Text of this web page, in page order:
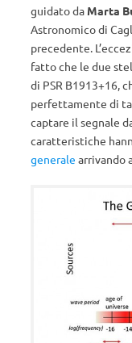
guidato da Marta
Astronomico di
precedente.
fatto che le due
di PSR B1913+16,
perfettamente di
captare il segnale
caratteristiche
generale arrivando